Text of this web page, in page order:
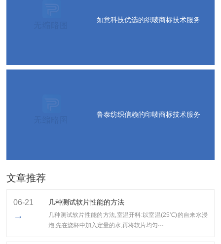
如意科技优选的织唛商标技术服务
鲁泰纺织信赖的印唛商标技术服务
文章推荐
06-21
→
几种测试软片性能的方法
几种测试软片性能的方法,室温开料:以室温(25℃)的自来水浸
泡,先在烧杯中加入定量的水,再将软片均匀···